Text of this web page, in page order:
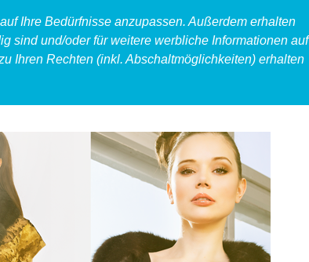
Ihre Bedürfnisse anzupassen. Außerdem erhalten
sind und/oder für weitere werbliche Informationen auf
Ihren Rechten (inkl. Abschaltmöglichkeiten) erhalten